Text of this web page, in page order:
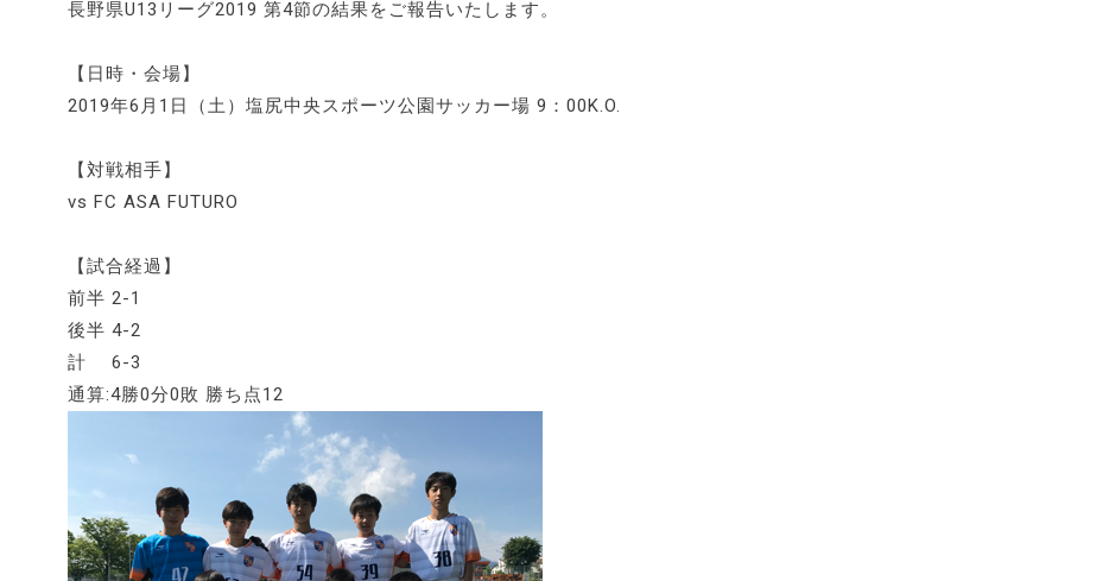
長野県U13リーグ2019 第4節の結果をご報告いたします。
【日時・会場】
2019年6月1日（土）塩尻中央スポーツ公園サッカー場 9：00K.O.
【対戦相手】
vs FC ASA FUTURO
【試合経過】
前半 2-1
後半 4-2
計 6-3
通算:4勝0分0敗 勝ち点12